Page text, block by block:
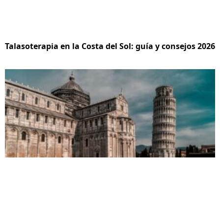
Talasoterapia en la Costa del Sol: guía y consejos 2026